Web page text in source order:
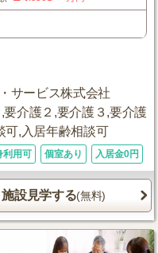
サービス株式会社
介護２,要介護３,要介護
可,入居年齢相談可
利用可 個室あり 入居金0円
施設見学する(無料)